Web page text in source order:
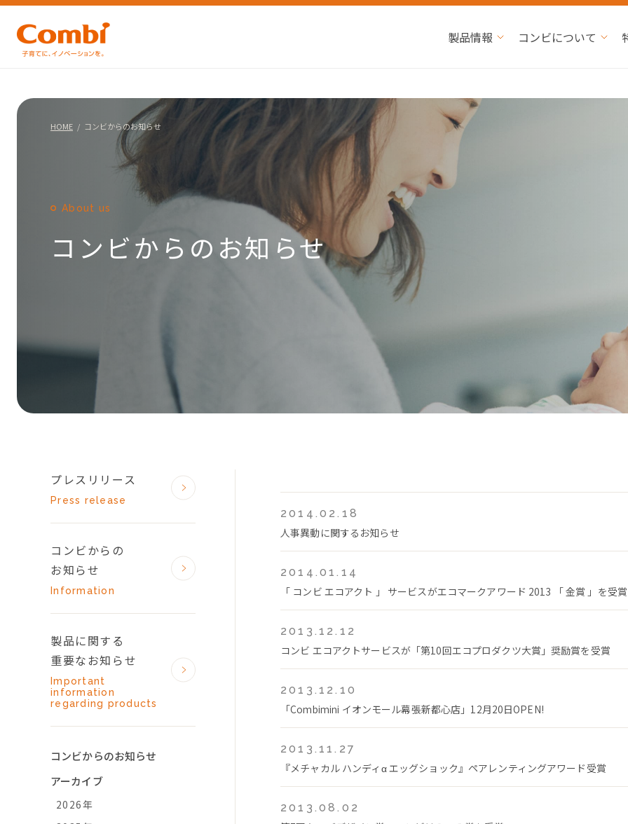
製品情報 コンビについて
HOME コンビからのお知らせ
About us
コンビからのお知らせ
2014.02.18
人事異動に関するお知らせ
2014.01.14
「 コンビ エコアクト 」 サービスがエコマークアワード 2013 「 金賞 」を受
2013.12.12
コンビ エコアクトサービスが「第10回エコプロダクツ大賞」奨励賞を受賞
2013.12.10
「Combimini イオンモール幕張新都心店」12月20日OPEN!
2013.11.27
『メチャカル ハンディα エッグショック』ペアレンティングアワード受賞
2013.08.02
プレスリリース
Press release
コンビからの
お知らせ
Information
製品に関する
重要なお知らせ
Important
information
regarding products
コンビからのお知らせ
アーカイブ
2026年